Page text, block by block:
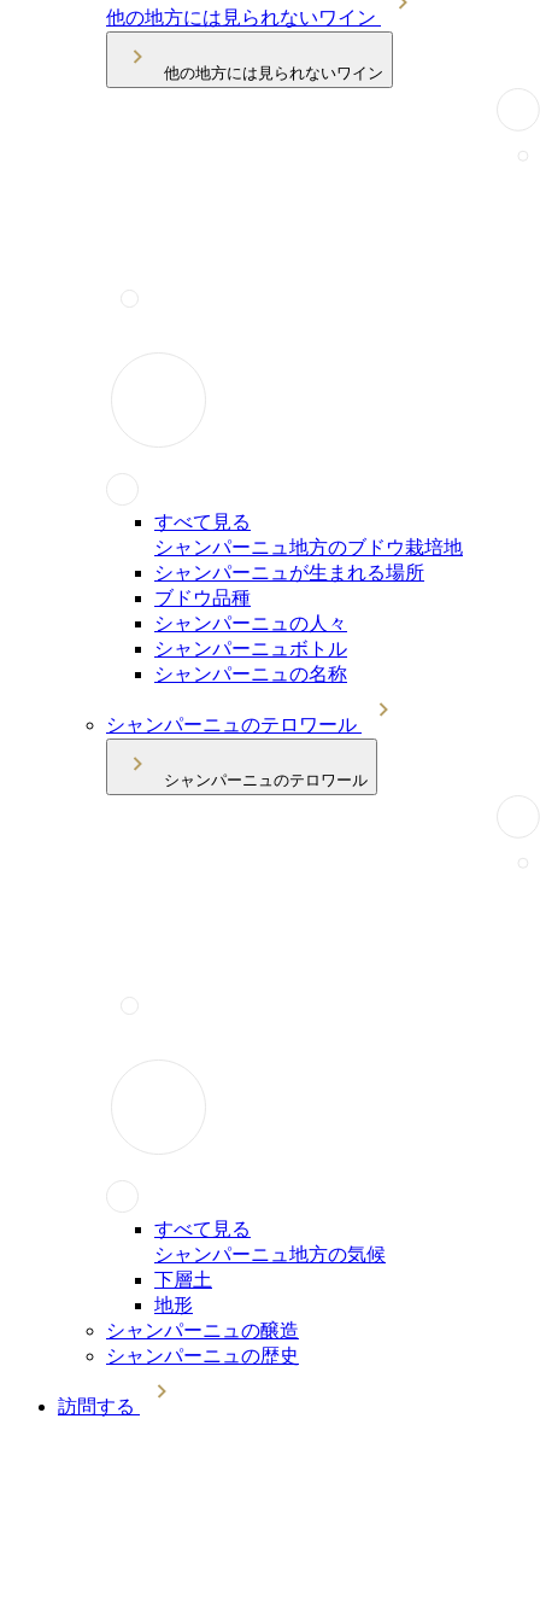
他の地方には見られないワイン
他の地方には見られないワイン
すべて見る
シャンパーニュ地方のブドウ栽培地
シャンパーニュが生まれる場所
ブドウ品種
シャンパーニュの人々
シャンパーニュボトル
シャンパーニュの名称
シャンパーニュのテロワール
シャンパーニュのテロワール
すべて見る
シャンパーニュ地方の気候
下層土
地形
シャンパーニュの醸造
シャンパーニュの歴史
訪問する